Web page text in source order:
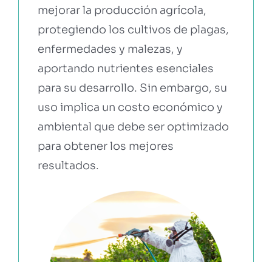
PRUÉBALO GRATIS
mejorar la producción agrícola,
protegiendo los cultivos de plagas,
enfermedades y malezas, y
aportando nutrientes esenciales
para su desarrollo. Sin embargo, su
uso implica un costo económico y
ambiental que debe ser optimizado
para obtener los mejores
resultados.